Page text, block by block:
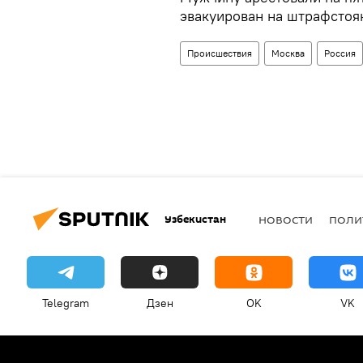
эвакуирован на
Происшествия Москва Россия
Узбекистан НОВОСТИ
Telegram Дзен OK VK